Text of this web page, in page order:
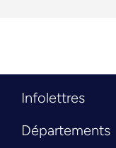
Infolettres
Départements